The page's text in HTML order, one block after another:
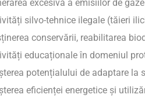
excesivă a emisiilor de
silvo-tehnice ilegale (tăieri
conservării, reabilitarea
educaționale în domeniul
potențialului de adaptare
eficienței energetice și